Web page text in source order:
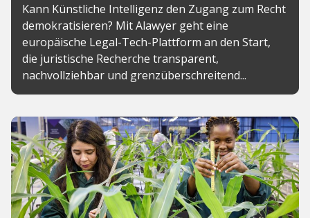
Kann Künstliche Intelligenz den Zugang zum Recht
demokratisieren? Mit Alawyer geht eine
europäische Legal-Tech-Plattform an den Start,
die juristische Recherche transparent,
nachvollziehbar und grenzüberschreitend...